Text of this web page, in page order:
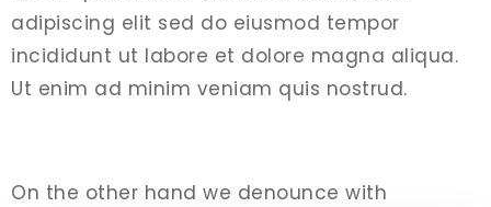
adipiscing elit sed do eiusmod tempor
incididunt ut labore et dolore magna aliqua.
Ut enim ad minim veniam quis nostrud.
On the other hand we denounce with